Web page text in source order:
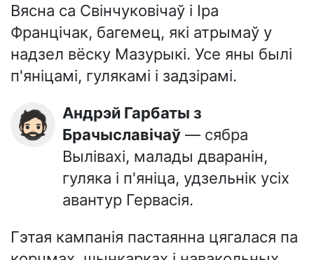
Вясна са Свінчуковічаў і Іра
Францічак, багемец, які атрымаў у
надзел вёску Мазурыкі. Усе яны былі
п'яніцамі, гулякамі і задзірамі.
🧔🏻
Андрэй Гарбаты з
Брачыславічаў — сябра
Вылівахі, малады дваранін,
гуляка і п'яніца, удзельнік усіх
авантур Гервасія.
Гэтая кампанія пастаянна цягалася па